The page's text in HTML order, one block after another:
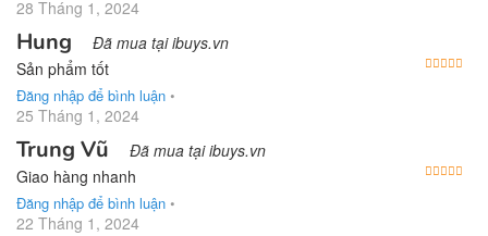
28 Tháng 1, 2024
Hung Đã mua tại ibuys.vn
Sản phẩm tốt
Đăng nhập để bình luận •
25 Tháng 1, 2024
Trung Vũ Đã mua tại ibuys.vn
Giao hàng nhanh
Đăng nhập để bình luận •
22 Tháng 1, 2024